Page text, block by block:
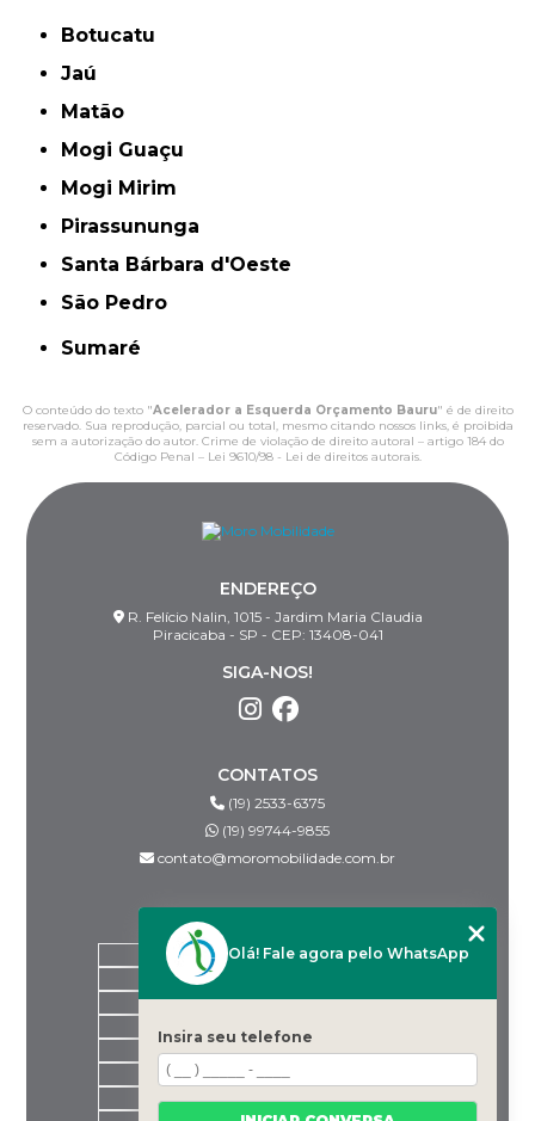
Botucatu
Jaú
Matão
Mogi Guaçu
Mogi Mirim
Pirassununga
Santa Bárbara d'Oeste
São Pedro
Sumaré
O conteúdo do texto "Acelerador a Esquerda Orçamento Bauru" é de direito
reservado. Sua reprodução, parcial ou total, mesmo citando nossos links, é proibida
sem a autorização do autor. Crime de violação de direito autoral – artigo 184 do
Código Penal – Lei 9610/98 - Lei de direitos autorais.
ENDEREÇO
R. Felício Nalin, 1015 - Jardim Maria Claudia
Piracicaba - SP - CEP: 13408-041
SIGA-NOS!
CONTATOS
(19) 2533-6375
(19) 99744-9855
contato@moromobilidade.com.br
HOME
PRODUTOS
DESPACHANTES PARCEIROS
CONTATO
CATEGORIAS
Olá! Fale agora pelo WhatsApp
Insira seu telefone